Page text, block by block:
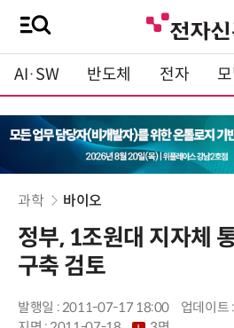
AI·SW 반도체 전자
과학 바이오
정부, 1조원대 지자체
구축 검토
발행일 : 2011-07-17 18:00
업데이